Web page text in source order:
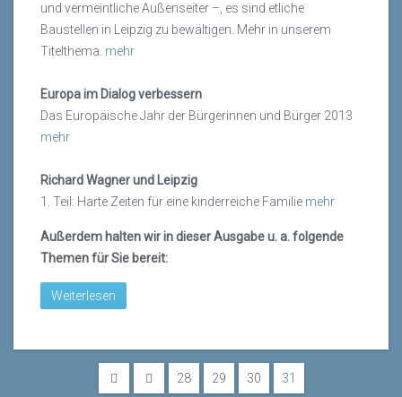
und vermeintliche Außenseiter –, es sind etliche
Baustellen in Leipzig zu bewältigen. Mehr in unserem
Titelthema. mehr
Europa im Dialog verbessern
Das Europäische Jahr der Bürgerinnen und Bürger 2013
mehr
Richard Wagner und Leipzig
1. Teil: Harte Zeiten für eine kinderreiche Familie mehr
Außerdem halten wir in dieser Ausgabe u. a. folgende
Themen für Sie bereit:
Weiterlesen
28 29 30 31